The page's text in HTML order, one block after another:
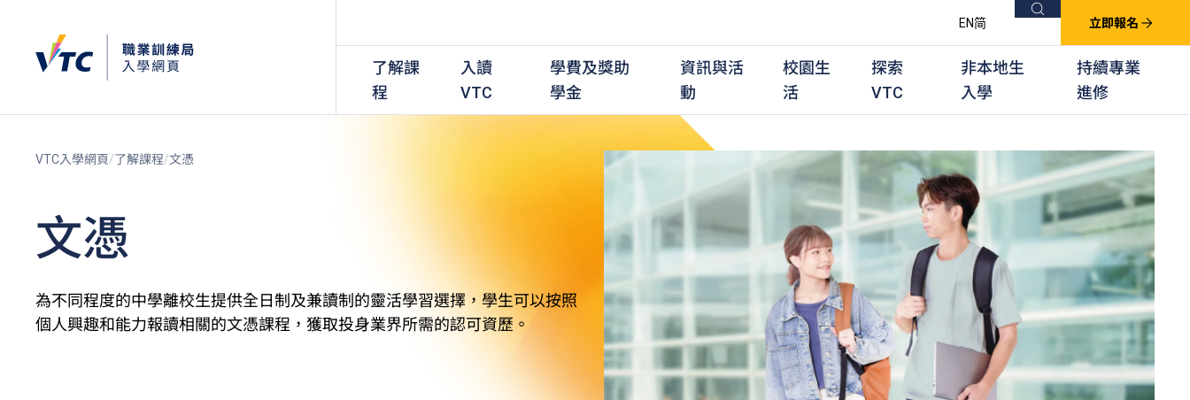
EN简 搜尋 立即報名
了解課
程
職前培訓課程
全日制中六或以上
銜接學士學位
在職培訓課程
持續專業進修
日間兼讀制
學歷程度
學士學位
證書
其他課程
應用學習課程
社群培訓計劃
其他專業課程
專業考試及認可
學徒及其他訓練計劃
入讀
VTC
全日制中六或以上
銜接學士學位
在職培訓
持續專業進修
日間兼讀制
學費及獎助
學金
學費及資助
全日制中六或以上
日間兼讀制
獎學金及獎勵計劃
資訊與活
動
校園生
活
探索
VTC
非本地生
入學
持續專業
進修
VTC入學網頁 了解課程 文憑
文憑
為不同程度的中學離校生提供全日制及兼讀制的靈活學習選擇，學生可以按照
個人興趣和能力報讀相關的文憑課程，獲取投身業界所需的認可資歷。